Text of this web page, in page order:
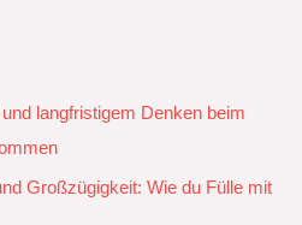
langfristigem Denken beim
Großzügigkeit: Wie du Fülle mit